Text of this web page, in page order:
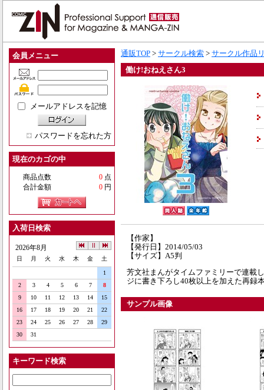
会員メニュー
メールアドレスを記憶
パスワードを忘れた方
現在のカゴの中
商品点数 0 点
合計金額
0 円
入荷日検索
2026年8月
日 月 火 水 木 金 土
1
2
3 4 5 6 7
8
9
10 11 12 13 14
15
16
17 18 19 20 21
22
23
24 25 26 27 28
29
30
31
キーワード検索
通販TOP > サークル検索 > サークル作品
働け!おねえさん3
【作家】
【発行日】2014/05/03
【サイズ】A5判
芳文社まんがタイムファミリーで連載
ジに書き下ろし40枚以上を加えた再録
サンプル画像